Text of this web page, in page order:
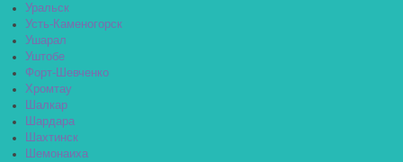
Уральск
Усть-Каменогорск
Ушарал
Уштобе
Форт-Шевченко
Хромтау
Шалкар
Шардара
Шахтинск
Шемонаиха